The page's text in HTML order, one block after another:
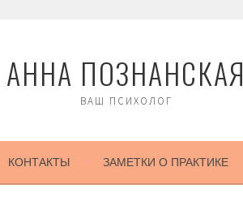
АННА ПОЗНАНСКАЯ
ВАШ ПСИХОЛОГ
КОНТАКТЫ ЗАМЕТКИ О ПРАКТИКЕ